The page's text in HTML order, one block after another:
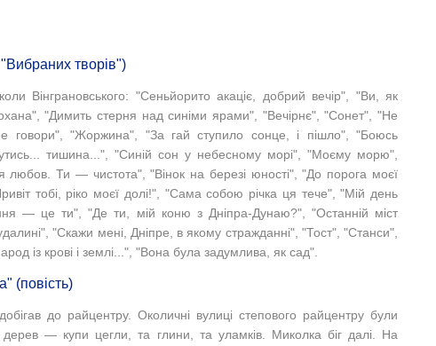
"Вибраних творів")
Вінграновського: "Сеньйорито акаціє, добрий вечір", "Ви, як
"Димить стерня над синіми ярами", "Вечірнє", "Сонет", "Не
говори", "Жоржина", "За гай ступило сонце, і пішло", "Боюсь
тишина...", "Синій сон у небесному морі", "Моєму морю",
Ти — чистота", "Вінок на березі юності", "До порога моєї
тобі, ріко моєї долі!", "Сама собою річка ця тече", "Мій день
— це ти", "Де ти, мій коню з Дніпра-Дунаю?", "Останній міст
"Скажи мені, Дніпре, в якому стражданні", "Тост", "Станси",
із крові і землі...", "Вона була задумлива, як сад".
(повість)
до райцентру. Околичні вулиці степового райцентру були
дерев — купи цегли, та глини, та уламків. Миколка біг далі. На